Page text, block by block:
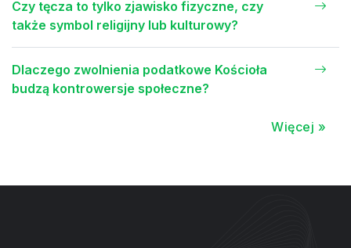
Czy tęcza to tylko zjawisko fizyczne, czy
także symbol religijny lub kulturowy?
Dlaczego zwolnienia podatkowe Kościoła
budzą kontrowersje społeczne?
Więcej »